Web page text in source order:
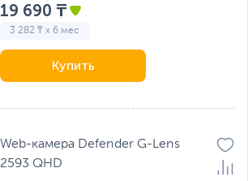
19 690 ₸
3 282 ₸ x 6 мес
Купить
Web-камера Defender G-Lens
2593 QHD